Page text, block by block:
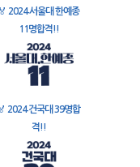
🏅 2024 서울대 한예종
11명합격!!
2024 건국대 39명합
격!!